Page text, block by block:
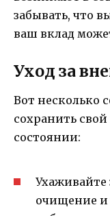
забывать, что
ваш вклад
Уход за
Вот несколько
сохранить
состоянии:
Ухаживайте
очищение